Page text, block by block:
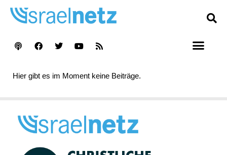
Hier gibt es im Moment keine Beiträge.